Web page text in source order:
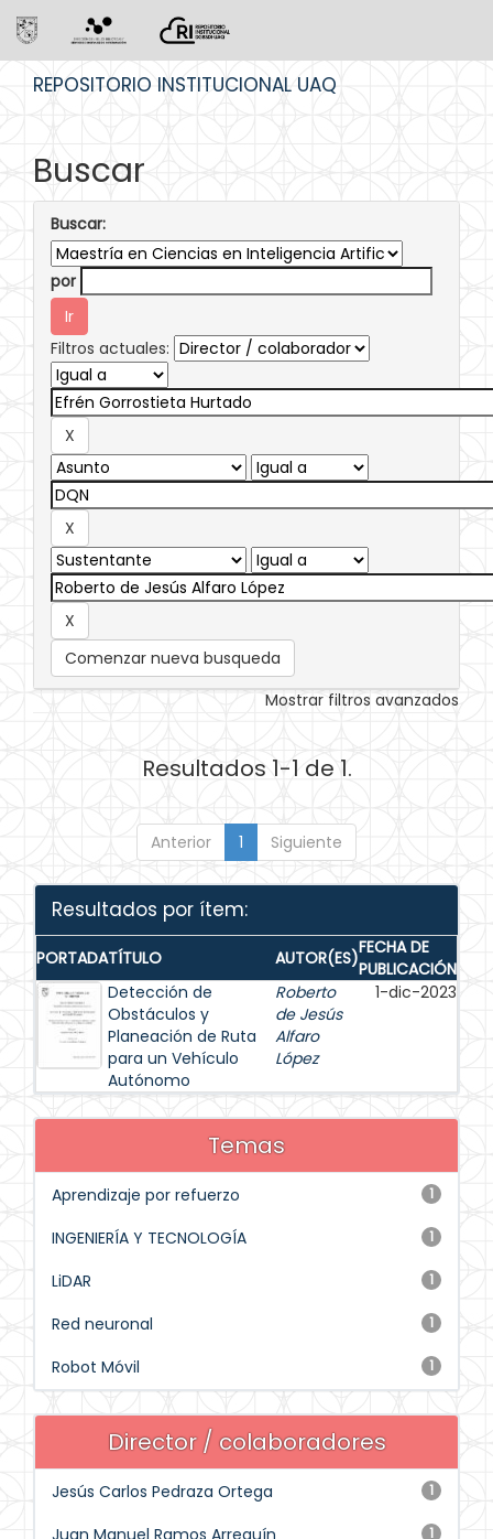
REPOSITORIO INSTITUCIONAL UAQ
Buscar
Buscar:
por
Filtros actuales:
Comenzar nueva busqueda
Mostrar filtros avanzados
Resultados 1-1 de 1.
Anterior 1 Siguiente
Resultados por ítem:
PORTADATÍTULO AUTOR(ES)FECHA DE
PUBLICACIÓN
Detección de
Obstáculos y
Planeación de Ruta
para un Vehículo
Autónomo
Roberto
de Jesús
Alfaro
López
1-dic-2023
Temas
1
Aprendizaje por refuerzo
1
INGENIERÍA Y TECNOLOGÍA
1
LiDAR
1
Red neuronal
1
Robot Móvil
Director / colaboradores
1
Jesús Carlos Pedraza Ortega
1
Juan Manuel Ramos Arreguín